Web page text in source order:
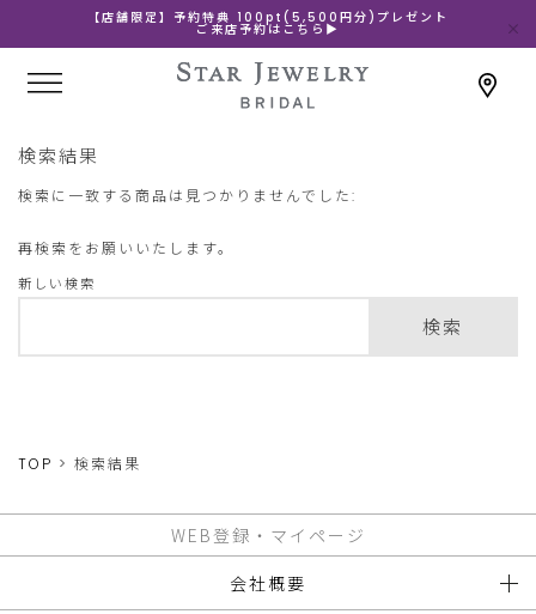
【店舗限定】予約特典 100pt(5,500円分)プレゼント
ご来店予約はこちら▶
検索結果
検索に一致する商品は見つかりませんでした:
再検索をお願いいたします。
新しい検索
検索
TOP 検索結果
WEB登録・マイページ
会社概要